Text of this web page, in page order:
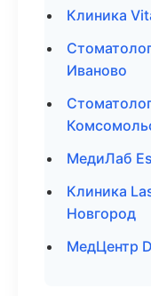
Клиника
Иваново
МедиЛаб
Клиника
Новгород
МедЦентр